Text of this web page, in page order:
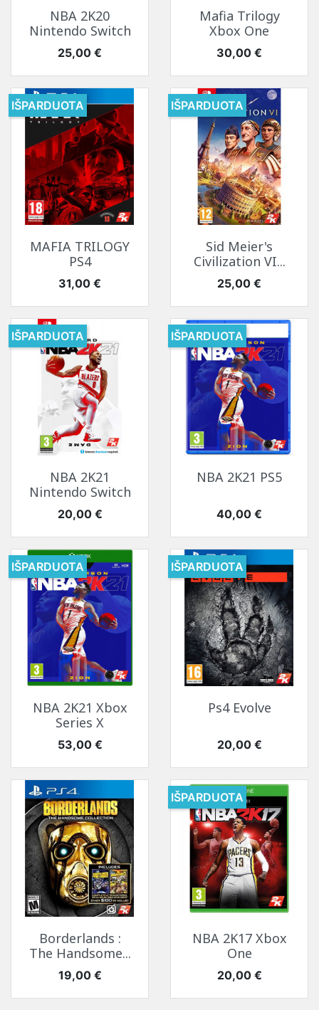
NBA 2K20
Nintendo Switch
Kaina
25,00 €
Mafia Trilogy
Xbox One
Kaina
30,00 €
MAFIA TRILOGY
PS4
Kaina
31,00 €
IŠPARDUOTA
Sid Meier's
Civilization VI...
Kaina
25,00 €
IŠPARDUOTA
NBA 2K21
Nintendo Switch
Kaina
20,00 €
IŠPARDUOTA
NBA 2K21 PS5
Kaina
40,00 €
IŠPARDUOTA
NBA 2K21 Xbox
Series X
Kaina
53,00 €
IŠPARDUOTA
Ps4 Evolve
Kaina
20,00 €
IŠPARDUOTA
Borderlands :
The Handsome...
Kaina
19,00 €
NBA 2K17 Xbox
One
Kaina
20,00 €
IŠPARDUOTA